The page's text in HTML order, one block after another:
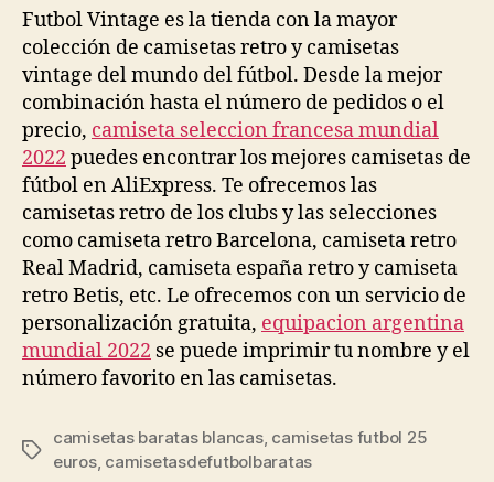
entrada
entrada
Futbol Vintage es la tienda con la mayor
colección de camisetas retro y camisetas
vintage del mundo del fútbol. Desde la mejor
combinación hasta el número de pedidos o el
precio, camiseta seleccion francesa mundial
2022 puedes encontrar los mejores camisetas de
fútbol en AliExpress. Te ofrecemos las
camisetas retro de los clubs y las selecciones
como camiseta retro Barcelona, camiseta retro
Real Madrid, camiseta españa retro y camiseta
retro Betis, etc. Le ofrecemos con un servicio de
personalización gratuita, equipacion argentina
mundial 2022 se puede imprimir tu nombre y el
número favorito en las camisetas.
Etiquetas
camisetas baratas blancas, camisetas futbol 25
euros, camisetasdefutbolbaratas